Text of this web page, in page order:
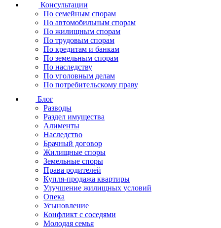
Консультации
По семейным спорам
По автомобильным спорам
По жилищным спорам
По трудовым спорам
По кредитам и банкам
По земельным спорам
По наследству
По уголовным делам
По потребительскому праву
Блог
Разводы
Раздел имущества
Алименты
Наследство
Брачный договор
Жилищные споры
Земельные споры
Права родителей
Купля-продажа квартиры
Улучшение жилищных условий
Опека
Усыновление
Конфликт с соседями
Молодая семья